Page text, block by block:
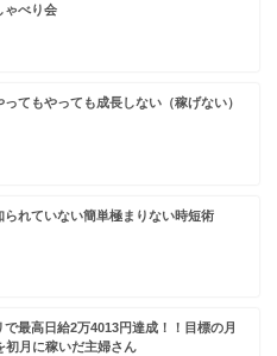
ゃべり会
ってもやっても成長しない（稼げない）
られていない簡単極まりない時短術
で最高日給2万4013円達成！！目標の月
初月に稼いだ主婦さん